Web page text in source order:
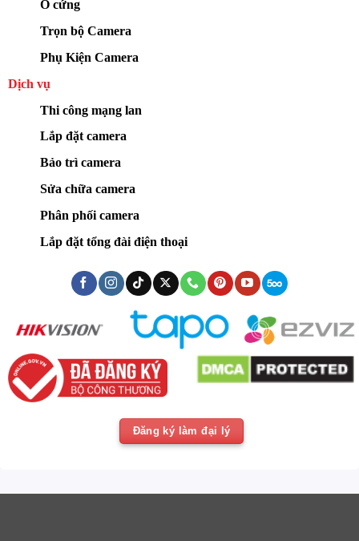
Ổ cứng
Trọn bộ Camera
Phụ Kiện Camera
Dịch vụ
Thi công mạng lan
Lắp đặt camera
Bảo trì camera
Sửa chữa camera
Phân phối camera
Lắp đặt tổng đài điện thoại
Đăng ký làm đại lý